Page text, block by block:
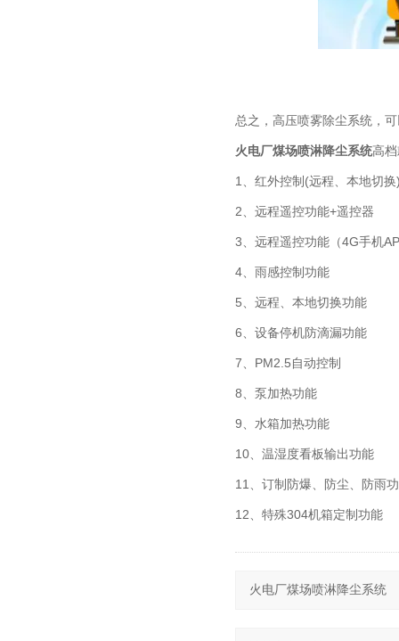
总之，高压喷雾除尘系统，
火电厂煤场喷淋降尘系统高
1、红外控制(远程、本地切换
2、远程遥控功能+遥控器
3、远程遥控功能（4G手机
4、雨感控制功能
5、远程、本地切换功能
6、设备停机防滴漏功能
7、PM2.5自动控制
8、泵加热功能
9、水箱加热功能
10、温湿度看板输出功能
11、订制防爆、防尘、防雨
12、特殊304机箱定制功能